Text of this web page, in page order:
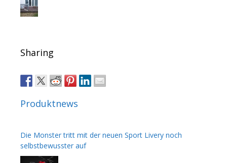
Sharing
Produktnews
Die Monster tritt mit der neuen Sport Livery noch
selbstbewusster auf